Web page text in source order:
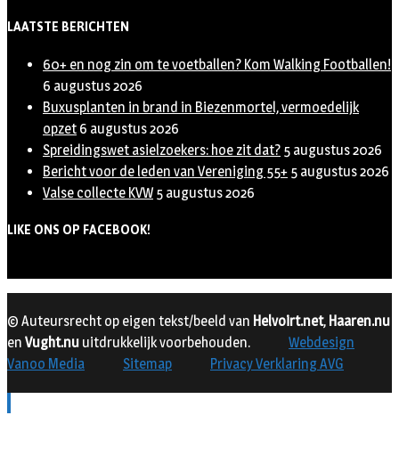
LAATSTE BERICHTEN
60+ en nog zin om te voetballen? Kom Walking Footballen!
6 augustus 2026
Buxusplanten in brand in Biezenmortel, vermoedelijk
opzet 6 augustus 2026
Spreidingswet asielzoekers: hoe zit dat? 5 augustus 2026
Bericht voor de leden van Vereniging 55+ 5 augustus 2026
Valse collecte KVW 5 augustus 2026
LIKE ONS OP FACEBOOK!
© Auteursrecht op eigen tekst/beeld van Helvoirt.net, Haaren.nu
en Vught.nu uitdrukkelijk voorbehouden.
Webdesign
Vanoo Media
Sitemap Privacy Verklaring AVG